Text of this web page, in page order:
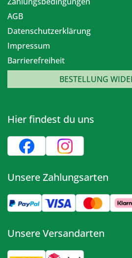
AGB
Datenschutzerklärung
Impressum
Barrierefreiheit
BESTELLUNG
Hier findest du uns
Unsere Zahlungsarten
Unsere Versandarten